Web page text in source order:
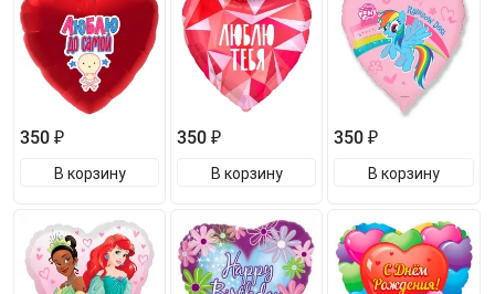
350 ₽
В корзину
350 ₽
В корзину
350 ₽
В корзину